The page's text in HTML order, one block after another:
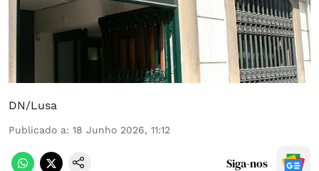
DN/Lusa
Publicado a: 18 Junho 2026, 11:12
Siga-nos